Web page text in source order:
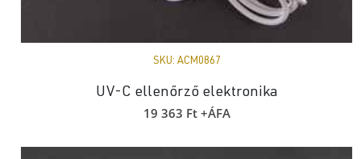
SKU: ACM0867
UV-C ellenőrző elektronika
19 363 Ft+ÁFA